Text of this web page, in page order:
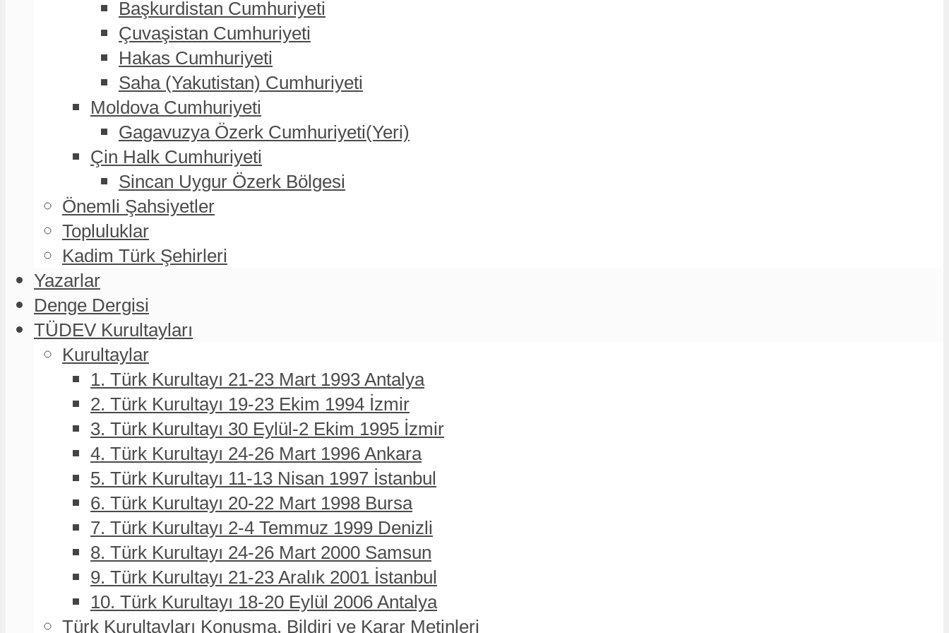
Başkurdistan Cumhuriyeti
Çuvaşistan Cumhuriyeti
Hakas Cumhuriyeti
Saha (Yakutistan) Cumhuriyeti
Moldova Cumhuriyeti
Gagavuzya Özerk Cumhuriyeti(Yeri)
Çin Halk Cumhuriyeti
Sincan Uygur Özerk Bölgesi
Önemli Şahsiyetler
Topluluklar
Kadim Türk Şehirleri
Yazarlar
Denge Dergisi
TÜDEV Kurultayları
Kurultaylar
1. Türk Kurultayı 21-23 Mart 1993 Antalya
2. Türk Kurultayı 19-23 Ekim 1994 İzmir
3. Türk Kurultayı 30 Eylül-2 Ekim 1995 İzmir
4. Türk Kurultayı 24-26 Mart 1996 Ankara
5. Türk Kurultayı 11-13 Nisan 1997 İstanbul
6. Türk Kurultayı 20-22 Mart 1998 Bursa
7. Türk Kurultayı 2-4 Temmuz 1999 Denizli
8. Türk Kurultayı 24-26 Mart 2000 Samsun
9. Türk Kurultayı 21-23 Aralık 2001 İstanbul
10. Türk Kurultayı 18-20 Eylül 2006 Antalya
Türk Kurultayları Konuşma, Bildiri ve Karar Metinleri